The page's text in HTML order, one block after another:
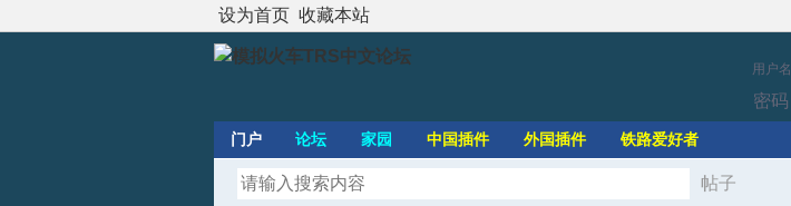
设为首页 收藏本站
用户名
密码
门户 论坛 家园 中国插件 外国插件 铁路爱好者
帖子